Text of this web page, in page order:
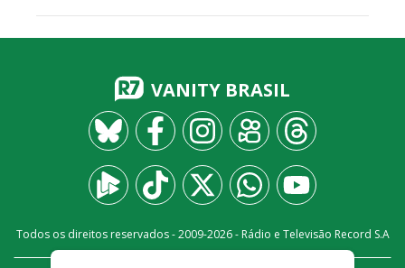
VANITY BRASIL
Todos os direitos reservados - 2009-2026- Rádio e Televisão Record S.A